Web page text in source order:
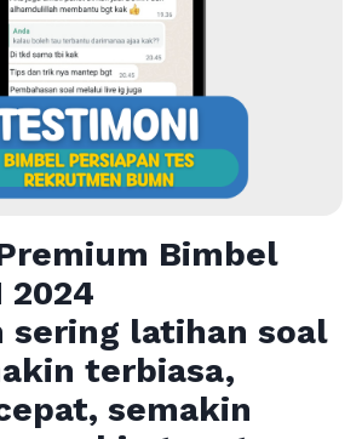
Bimbel
2024
sering latihan soal
terbiasa,
semakin